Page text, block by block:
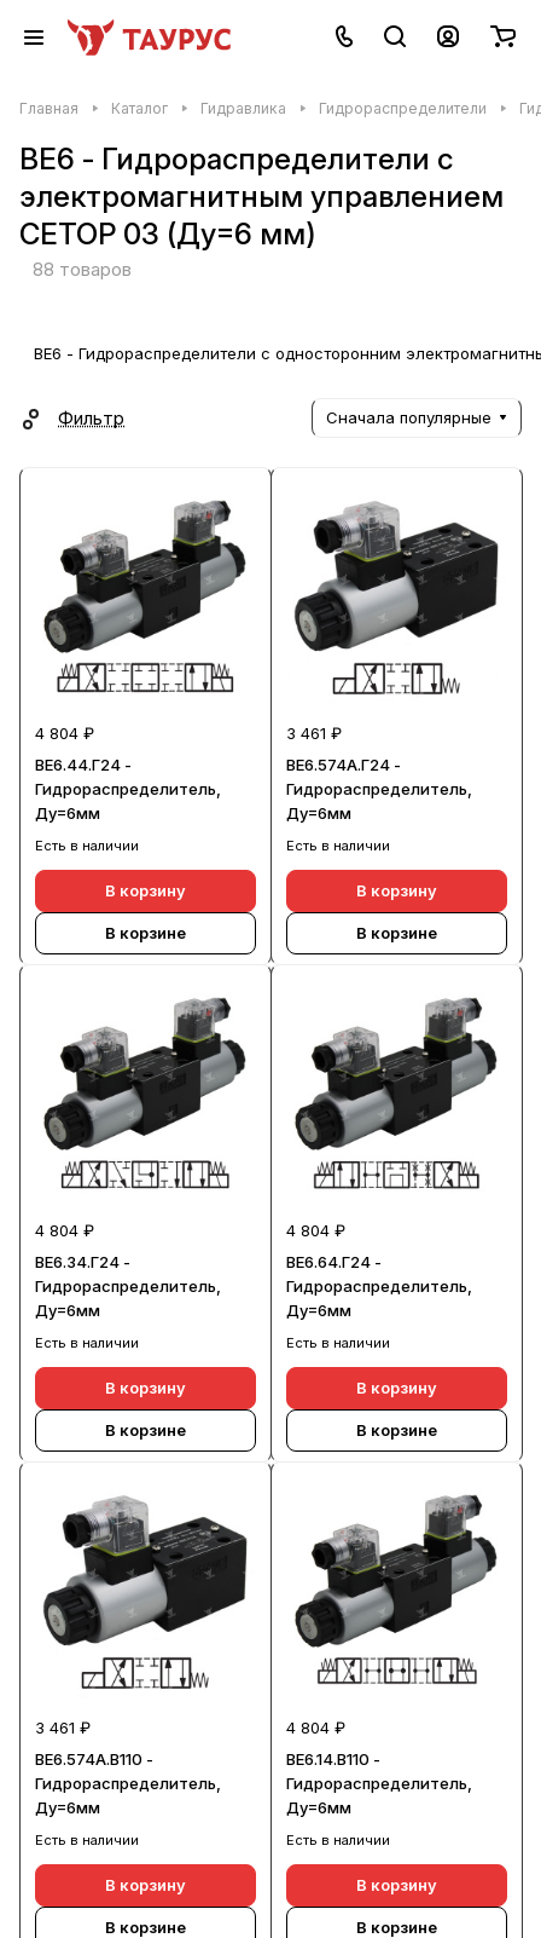
Главная Каталог Гидравлика Гидрораспределители
ВЕ6 - Гидрораспределители с
электромагнитным управлением
CETOP 03 (Ду=6 мм)
88 товаров
ВЕ6 - Гидрораспределители с односторонним
Фильтр Сначала популярные
4 804 ₽
ВЕ6.44.Г24 -
Гидрораспределитель,
Ду=6мм
Есть в наличии
В корзину
В корзине
3 461 ₽
ВЕ6.574А.Г24 -
Гидрораспределитель,
Ду=6мм
Есть в наличии
В корзину
В корзине
4 804 ₽
ВЕ6.34.Г24 -
Гидрораспределитель,
Ду=6мм
Есть в наличии
В корзину
В корзине
4 804 ₽
ВЕ6.64.Г24 -
Гидрораспределитель,
Ду=6мм
Есть в наличии
В корзину
В корзине
3 461 ₽
ВЕ6.574А.В110 -
Гидрораспределитель,
Ду=6мм
Есть в наличии
В корзину
В корзине
4 804 ₽
ВЕ6.14.В110 -
Гидрораспределитель,
Ду=6мм
Есть в наличии
В корзину
В корзине